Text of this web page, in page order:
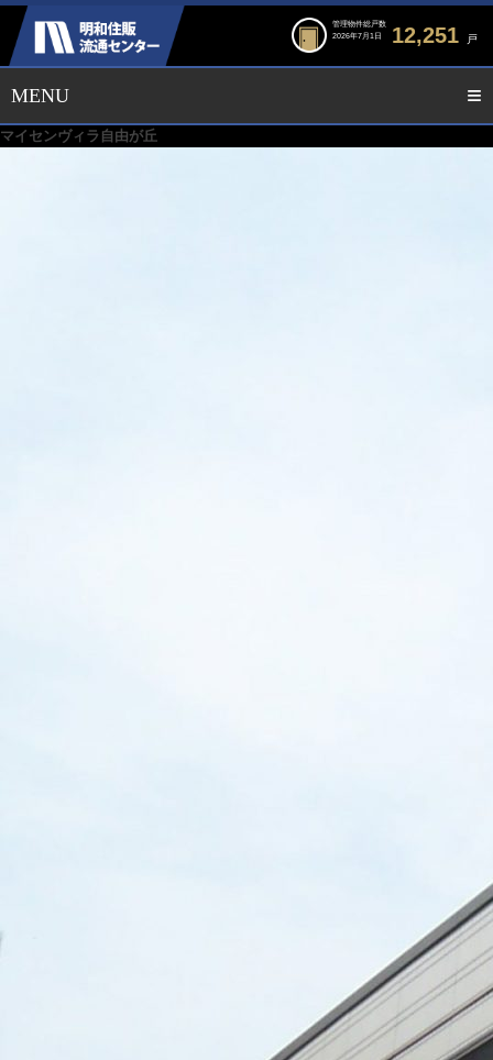
管理物件総戸数
2026年7月1日
12,251 戸
マイセンヴィラ自由が丘